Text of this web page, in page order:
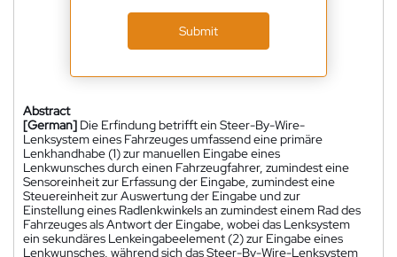
Submit
Abstract
[German] Die Erfindung betrifft ein Steer-By-Wire-
Lenksystem eines Fahrzeuges umfassend eine primäre
Lenkhandhabe (1) zur manuellen Eingabe eines
Lenkwunsches durch einen Fahrzeugfahrer, zumindest eine
Sensoreinheit zur Erfassung der Eingabe, zumindest eine
Steuereinheit zur Auswertung der Eingabe und zur
Einstellung eines Radlenkwinkels an zumindest einem Rad des
Fahrzeuges als Antwort der Eingabe, wobei das Lenksystem
ein sekundäres Lenkeingabeelement (2) zur Eingabe eines
Lenkwunsches, während sich das Steer-By-Wire-Lenksystem